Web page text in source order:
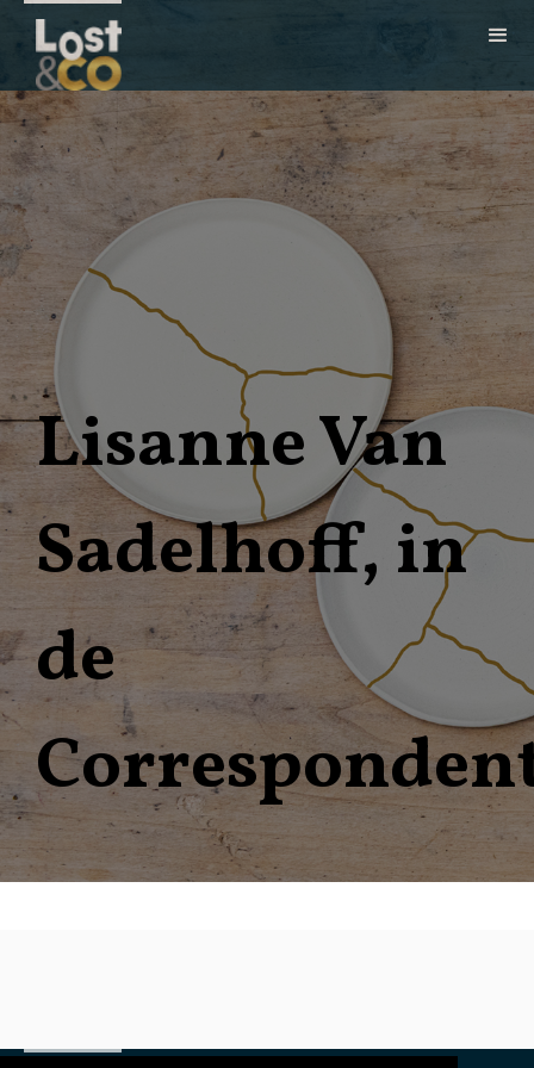
Lisanne Van
Sadelhoff, in
de